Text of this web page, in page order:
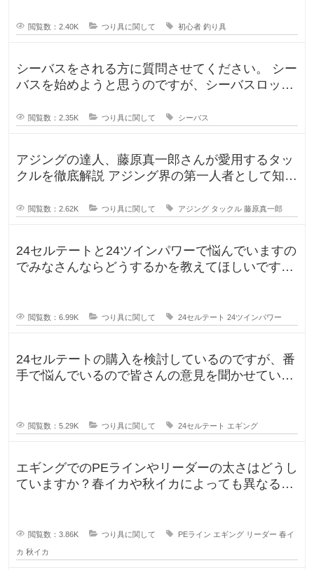
閲覧数：2.40K つり具に関して 初心者 釣り具
シーバスをされる方に質問させてください。 シー
バスを始めようと思うのですが、シーバスロッド
閲覧数：2.35K つり具に関して シーバス
アジングの達人、藤原真一郎さんが愛用するタッ
クルを徹底解説 アジング界の第一人者として知ら
閲覧数：2.62K つり具に関して アジング タックル 藤原真一郎
24セルテートと24ツインパワーで悩んでいますの
でみなさんならどうするかを教えてほしいです。
閲覧数：6.99K つり具に関して 24セルテート 24ツインパワー
24セルテートの購入を検討しているのですが、番
手で悩んでいるので皆さんの意見を聞かせていた
閲覧数：5.29K つり具に関して 24セルテート エギング
エギングでのPEラインやリーダーの太さはどうし
ていますか？春イカや秋イカによっても異なると
閲覧数：3.86K つり具に関して PEライン エギング リーダー 春イ
カ 秋イカ